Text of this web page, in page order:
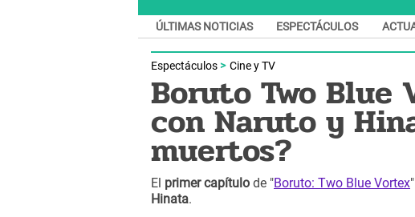
ÚLTIMAS NOTICIAS ESPECTÁCULOS
Espectáculos Cine y TV
Boruto Two Blue
con Naruto y
muertos?
El primer capítulo de "Boruto: Two Blue Vortex
Hinata.